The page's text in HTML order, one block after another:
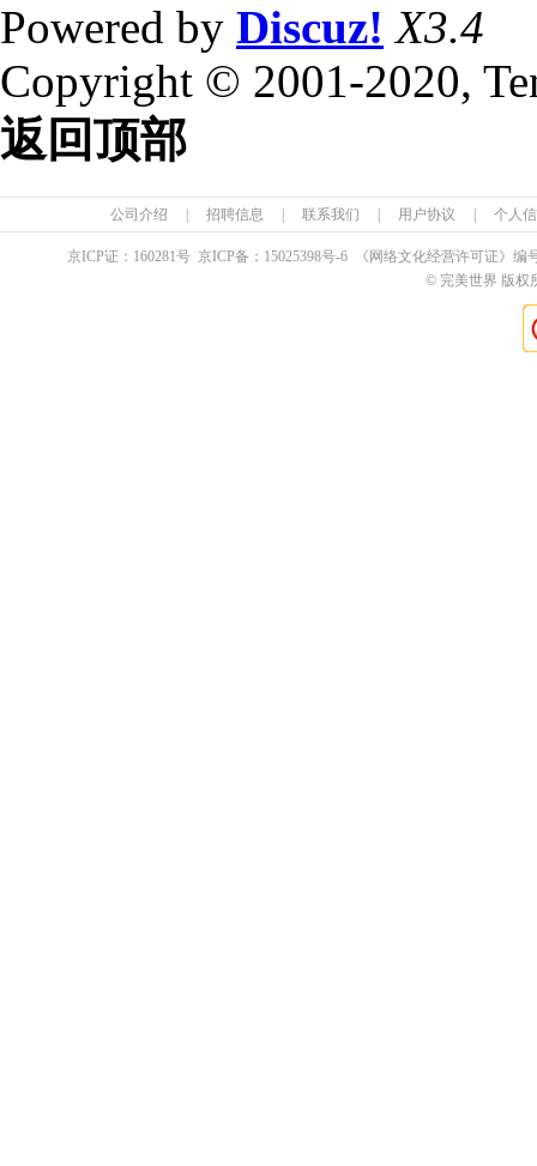
Powered by Discuz! X3.4
Copyright © 2001-2020,
返回顶部
公司介绍 招聘信息 联系我们 用户协议 个人
京ICP证： 160281号 京ICP备： 15025398号-6 《网络文化经营许可证》编
© 完美世界 版权